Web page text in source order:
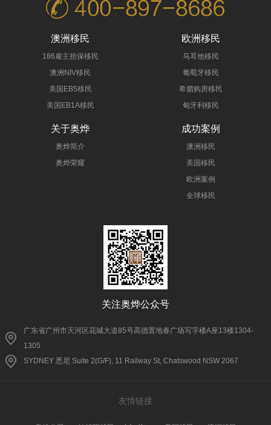
澳洲移民
186雇主担保移民
澳洲NIV移民
美国EB5移民
美国EB1A移民
欧洲移民
马耳他移民
葡萄牙移民
希腊购房移民
匈牙利移民
关于奥烨
奥烨简介
奥烨荣耀
成功案例
澳洲移民
美国移民
欧洲案例
全球移民
关注奥烨公众号
广东省广州市天河区花城大道85号高德置地春广场写字楼A座13楼1304-
1305
SYDNEY 悉尼 Suite 2(G/F), 11 Railway St, Chatswood NSW 2067
友情链接